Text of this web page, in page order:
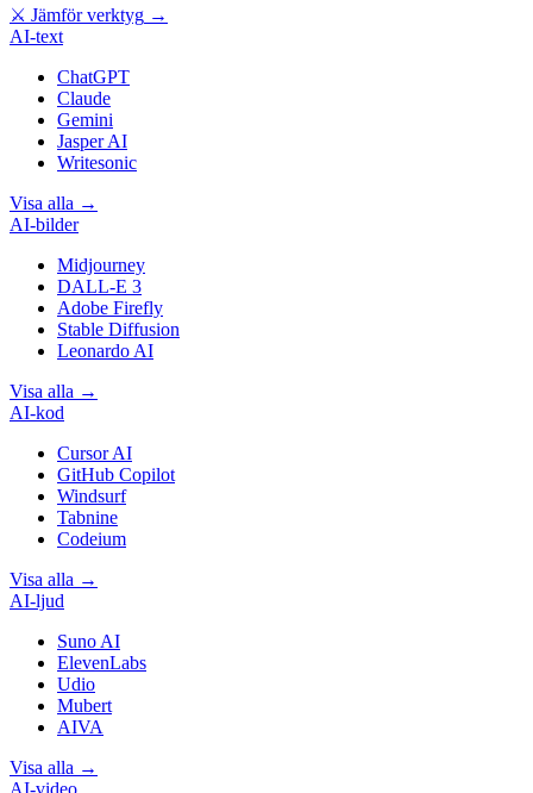
⚔ Jämför verktyg →
AI-text
ChatGPT
Claude
Gemini
Jasper AI
Writesonic
Visa alla →
AI-bilder
Midjourney
DALL-E 3
Adobe Firefly
Stable Diffusion
Leonardo AI
Visa alla →
AI-kod
Cursor AI
GitHub Copilot
Windsurf
Tabnine
Codeium
Visa alla →
AI-ljud
Suno AI
ElevenLabs
Udio
Mubert
AIVA
Visa alla →
AI-video